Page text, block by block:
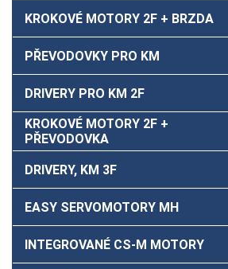
KROKOVÉ MOTORY 2F + BRZDA
PŘEVODOVKY PRO KM
DRIVERY PRO KM 2F
KROKOVÉ MOTORY 2F +
PŘEVODOVKA
DRIVERY, KM 3F
EASY SERVOMOTORY MH
INTEGROVANÉ CS-M MOTORY